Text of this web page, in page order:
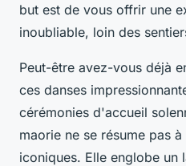
but est de vous offrir une
inoubliable, loin des
Peut-être avez-vous déjà
ces danses
cérémonies d'accueil
maorie ne se résume pas
iconiques. Elle englobe un